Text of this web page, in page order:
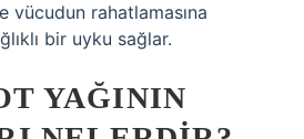
vücudun rahatlamasına
bir uyku sağlar.
YAĞININ